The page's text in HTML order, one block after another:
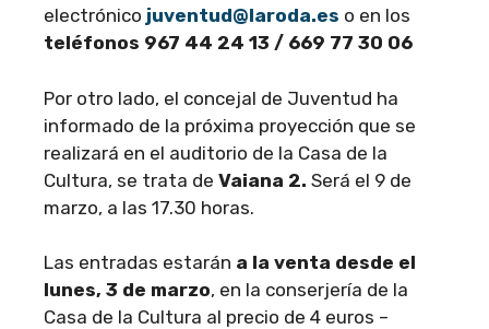
electrónico juventud@laroda.es o en los
teléfonos 967 44 24 13 / 669 77 30 06
Por otro lado, el concejal de Juventud ha
informado de la próxima proyección que se
realizará en el auditorio de la Casa de la
Cultura, se trata de Vaiana 2. Será el 9 de
marzo, a las 17.30 horas.
Las entradas estarán a la venta desde el
lunes, 3 de marzo, en la conserjería de la
Casa de la Cultura al precio de 4 euros –